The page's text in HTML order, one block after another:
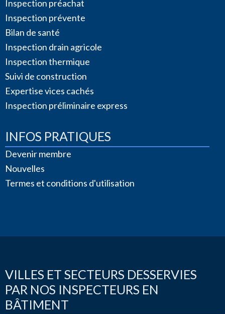
Inspection préachat
Inspection prévente
Bilan de santé
Inspection drain agricole
Inspection thermique
Suivi de construction
Expertise vices cachés
Inspection préliminaire express
INFOS PRATIQUES
Devenir membre
Nouvelles
Termes et conditions d'utilisation
VILLES ET SECTEURS DESSERVIES
PAR NOS INSPECTEURS EN
BÂTIMENT